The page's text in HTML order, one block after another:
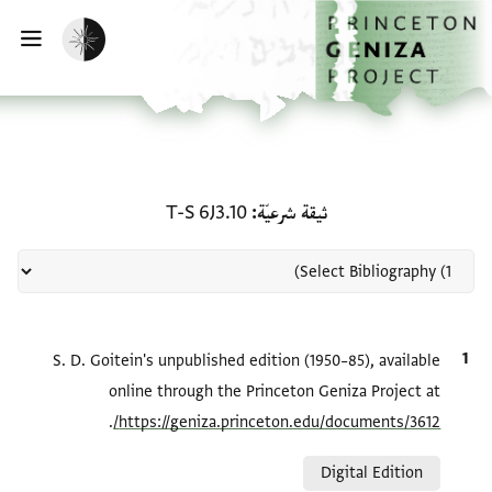
إلى المحتوى الرئيسي
الرئيسية
تفعيل الوضع المظلم
ثيقة شرعيّة T-S 6J3.10
الاقتباس المرجعي
S. D. Goitein's unpublished edition (1950–85), available
online through the Princeton Geniza Project at
https://geniza.princeton.edu/documents/3612/
.
Digital Edition